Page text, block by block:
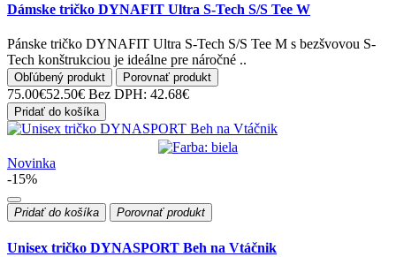
Dámske tričko DYNAFIT Ultra S-Tech S/S Tee W
Pánske tričko DYNAFIT Ultra S-Tech S/S Tee M s bezšvovou S-
Tech konštrukciou je ideálne pre náročné ..
Obľúbený produkt Porovnať produkt
75.00€52.50€ Bez DPH: 42.68€
Pridať do košíka
Novinka
-15%
Pridať do košíka Porovnať produkt
Unisex tričko DYNASPORT Beh na Vtáčnik